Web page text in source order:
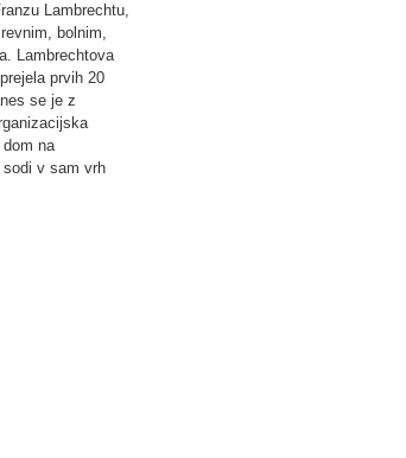
Lambrechtu,
bolnim,
Lambrechtova
prvih 20
se je z
na
v sam vrh